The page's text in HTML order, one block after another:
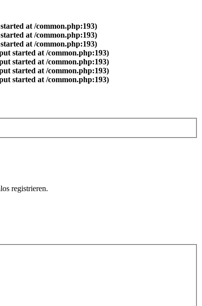
at /common.php:193)
at /common.php:193)
at /common.php:193)
started at /common.php:193)
started at /common.php:193)
started at /common.php:193)
started at /common.php:193)
registrieren.